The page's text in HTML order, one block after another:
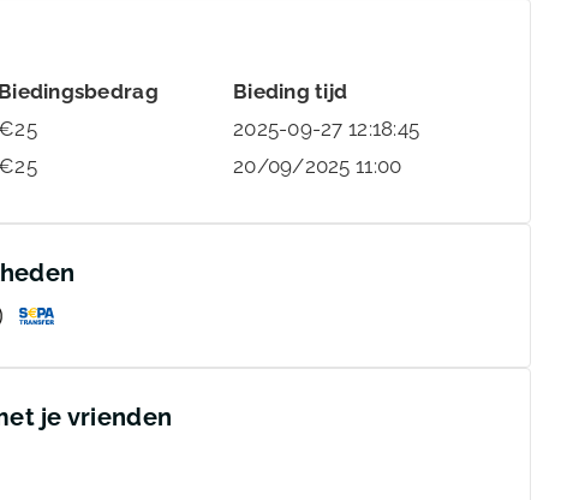
Biedingsbedrag
Bieding tijd
25
2025-09-27 12:18:45
25 20/09/2025 11:00
je vrienden